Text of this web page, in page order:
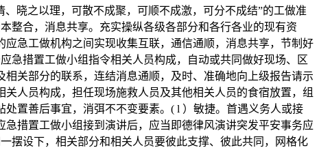
晓之以理，可散不成聚，可顺不成激，可分不成结”的工做准
整合，消息共享。充实操纵各级各部分和各行各业的现有资
急工做机构之间实现收集互联，通信通顺，消息共享，节制好
急措置工做小组指令相关人员构成，自动或共同做好现场、区
关部分的联系，连结消息通顺，及时、准确地向上级报告请示
人员构成，担任现场施救人员及其他相关人员的食宿放置，组
置善后事宜，消弭不不变要素。( l ）敏捷。首遇义务人或接
措置工做小组接到演讲后，应当即德律风演讲突发平安事务应
摆设下，相关部分和相关人员要彼此支撑、彼此共同，网格化